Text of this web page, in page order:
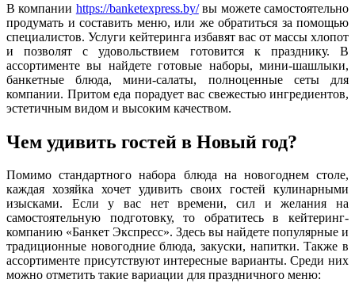
В компании https://banketexpress.by/вы можете самостоятельно
продумать и составить меню, или же обратиться за помощью
специалистов. Услуги кейтеринга избавят вас от массы хлопот
и позволят с удовольствием готовится к празднику. В
ассортименте вы найдете готовые наборы, мини-шашлыки,
банкетные блюда, мини-салаты, полноценные сеты для
компании. Притом еда порадует вас свежестью ингредиентов,
эстетичным видом и высоким качеством.
Чем удивить гостей в Новый год?
Помимо стандартного набора блюда на новогоднем столе,
каждая хозяйка хочет удивить своих гостей кулинарными
изысками. Если у вас нет времени, сил и желания на
самостоятельную подготовку, то обратитесь в кейтеринг-
компанию «Банкет Экспресс». Здесь вы найдете популярные и
традиционные новогодние блюда, закуски, напитки. Также в
ассортименте присутствуют интересные варианты. Среди них
можно отметить такие вариации для праздничного меню: